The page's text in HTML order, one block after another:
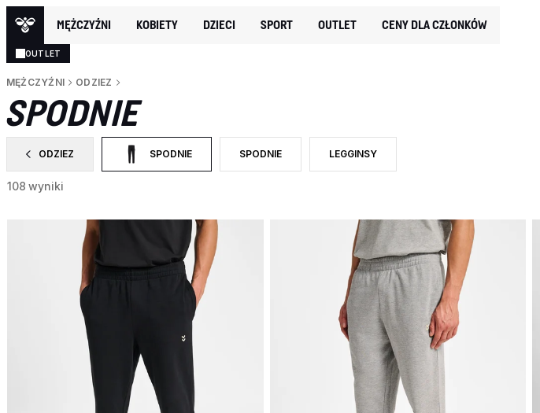
MĘŻCZYŹNI KOBIETY DZIECI SPORT OUTLET CENY DLA CZŁONKÓW
OUTLET
MĘŻCZYŹNI ODZIEZ
SPODNIE
ODZIEZ
ZAWĘŹ DO CATEGORY: ODZIEZ
SPODNIEWYBRANY OBECNIE ZAWĘŻONO DO CATEGORY: SPODNIE
SPODNIE
ZAWĘŹ DO RODZAJ PRODUKTU: SPODNIE
LEGGINSY
ZAWĘŹ DO RODZAJ PRODUKTU: LEGGINSY
108 wyniki